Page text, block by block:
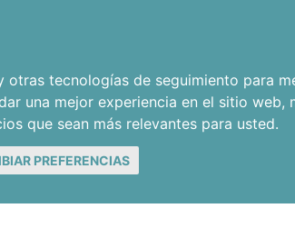
tecnologías de seguimiento para
una mejor experiencia en el sitio web,
que sean más relevantes para usted.
PREFERENCIAS